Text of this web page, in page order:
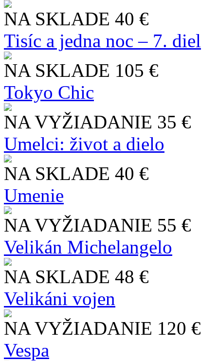
NA SKLADE 40 €
Tisíc a jedna noc – 7. diel
NA SKLADE 105 €
Tokyo Chic
NA VYŽIADANIE 35 €
Umelci: život a dielo
NA SKLADE 40 €
Umenie
NA VYŽIADANIE 55 €
Velikán Michelangelo
NA SKLADE 48 €
Velikáni vojen
NA VYŽIADANIE 120 €
Vespa